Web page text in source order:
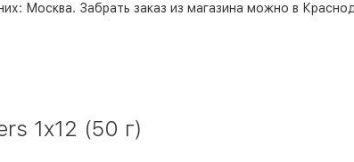
Москва. Забрать заказ из магазина можно в
1x12 (50 г)